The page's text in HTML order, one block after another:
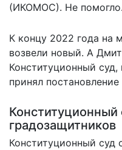
(ИКОМОС). Не помогло.
К концу 2022 года на
возвели новый. А
Конституционный
принял постановление
Конституционный
градозащитников
Конституционный суд